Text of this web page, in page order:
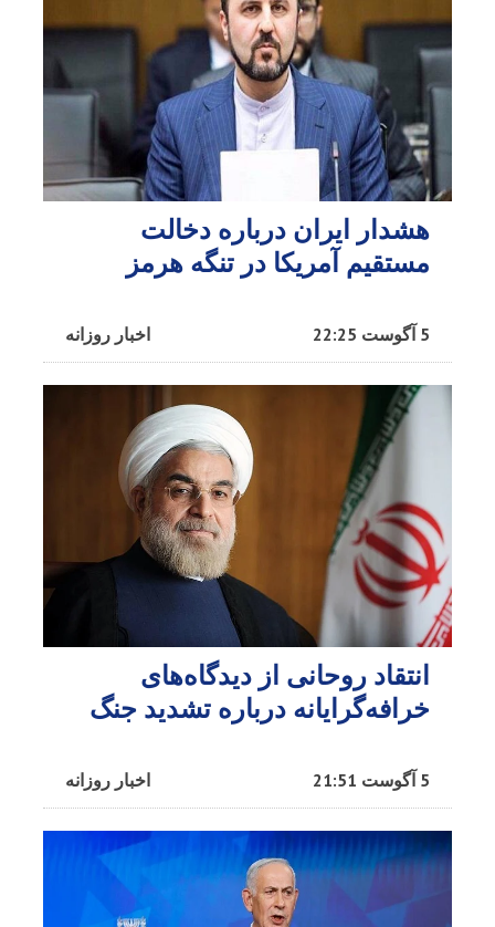
هشدار ایران درباره دخالت
مستقیم آمریکا در تنگه هرمز
اخبار روزانه 5 آگوست 22:25
انتقاد روحانی از دیدگاه‌های
خرافه‌گرایانه درباره تشدید جنگ
اخبار روزانه 5 آگوست 21:51